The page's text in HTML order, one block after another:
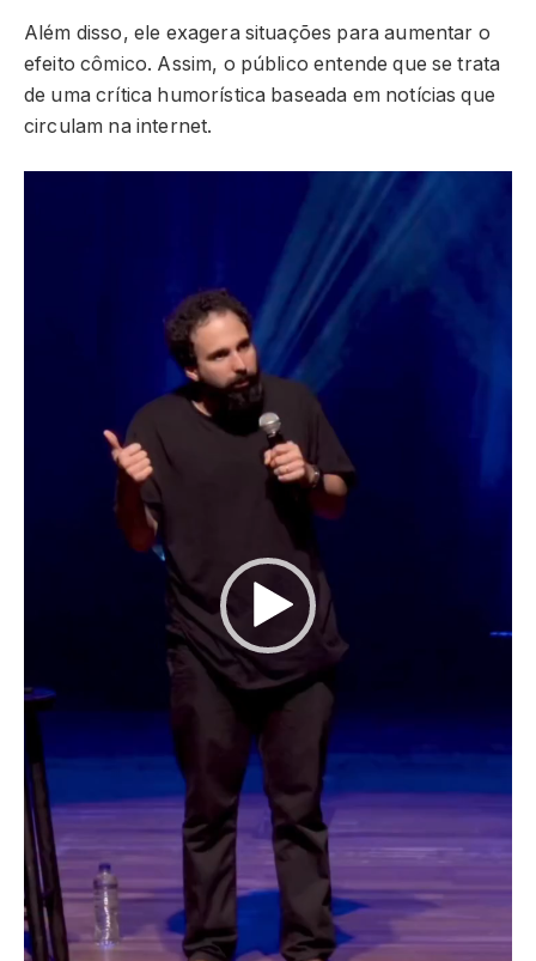
Além disso, ele exagera situações para aumentar o
efeito cômico. Assim, o público entende que se trata
de uma crítica humorística baseada em notícias que
circulam na internet.